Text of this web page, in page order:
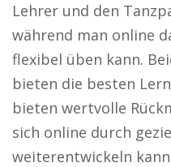
Lehrer und den
während man online
flexibel üben kann.
bieten die besten
bieten wertvolle
sich online durch
weiterentwickeln